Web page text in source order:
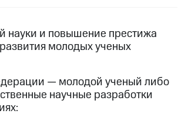
науки и повышение престижа
молодых ученых
— молодой ученый либо
научные разработки